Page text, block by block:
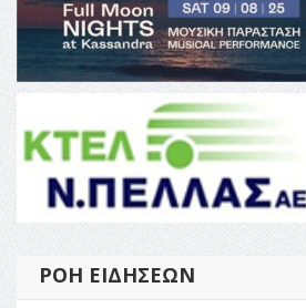
ΡΟΉ ΕΙΔΉΣΕΩΝ